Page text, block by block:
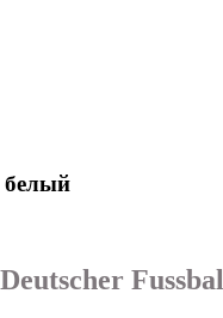
белый
Deutscher